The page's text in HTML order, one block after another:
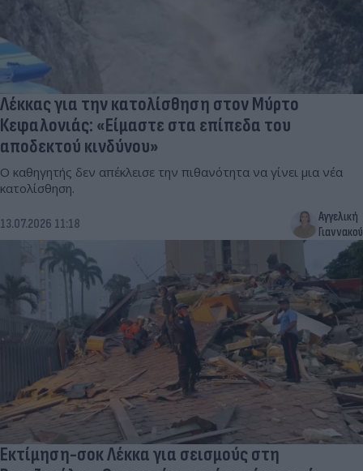
Λέκκας για την κατολίσθηση στον Μύρτο
Κεφαλονιάς: «Είμαστε στα επίπεδα του
αποδεκτού κινδύνου»
Ο καθηγητής δεν απέκλεισε την πιθανότητα να γίνει μια νέα
κατολίσθηση.
13.07.2026 11:18
Αγγελική
Γιαννακού
Εκτίμηση-σοκ Λέκκα για σεισμούς στη